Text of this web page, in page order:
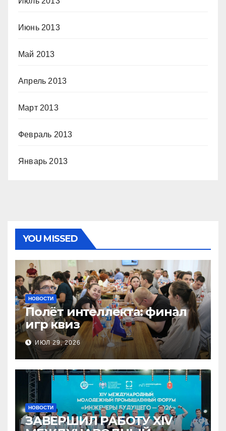
Июнь 2013
Май 2013
Апрель 2013
Март 2013
Февраль 2013
Январь 2013
YOU MISSED
НОВОСТИ
Полёт интеллекта: финал
игр квиз
ИЮЛ 29, 2026
НОВОСТИ
ЗАВЕРШИЛ РАБОТУ XIV